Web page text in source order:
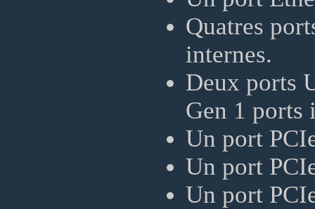
Quatres
internes.
Deux ports
Gen 1 ports
Un port
Un port
Un port